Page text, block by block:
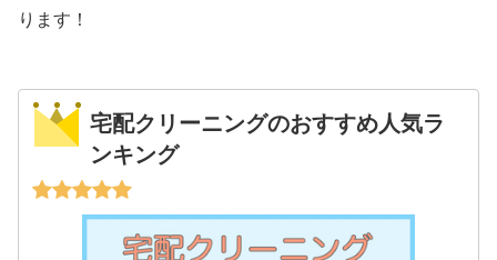
ります！
宅配クリーニングのおすすめ人気ラ
ンキング